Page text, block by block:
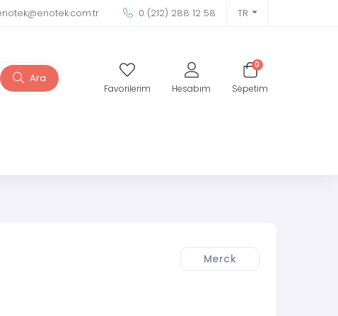
0 (212) 288 12 58 TR
Favorilerim Hesabım
0
Sepetim
Ara
Merck